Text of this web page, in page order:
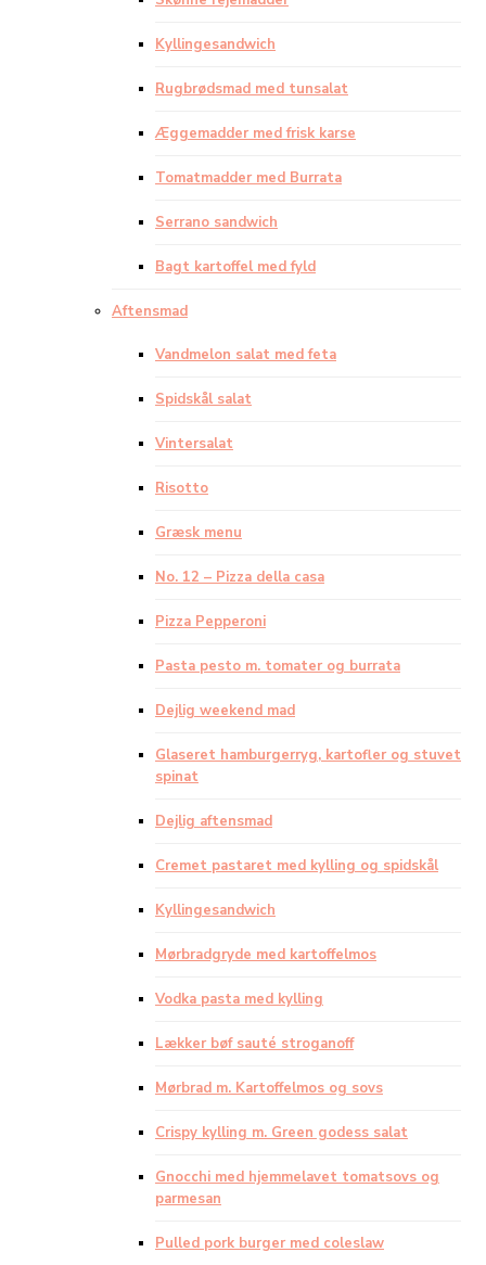
Kyllingesandwich
Rugbrødsmad med tunsalat
Æggemadder med frisk karse
Tomatmadder med Burrata
Serrano sandwich
Bagt kartoffel med fyld
Aftensmad
Vandmelon salat med feta
Spidskål salat
Vintersalat
Risotto
Græsk menu
No. 12 – Pizza della casa
Pizza Pepperoni
Pasta pesto m. tomater og burrata
Dejlig weekend mad
Glaseret hamburgerryg, kartofler og stuvet
spinat
Dejlig aftensmad
Cremet pastaret med kylling og spidskål
Kyllingesandwich
Mørbradgryde med kartoffelmos
Vodka pasta med kylling
Lækker bøf sauté stroganoff
Mørbrad m. Kartoffelmos og sovs
Crispy kylling m. Green godess salat
Gnocchi med hjemmelavet tomatsovs og
parmesan
Pulled pork burger med coleslaw